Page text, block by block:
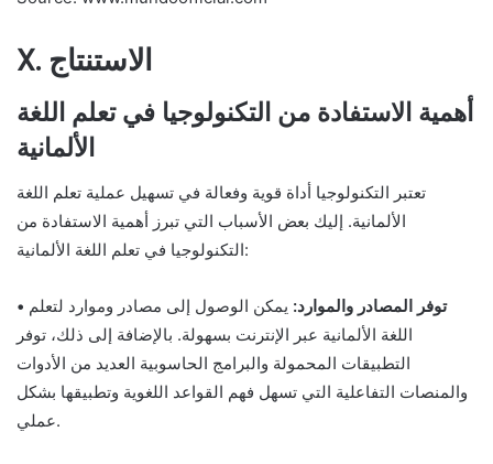
X. الاستنتاج
أهمية الاستفادة من التكنولوجيا في تعلم اللغة
الألمانية
تعتبر التكنولوجيا أداة قوية وفعالة في تسهيل عملية تعلم اللغة
الألمانية. إليك بعض الأسباب التي تبرز أهمية الاستفادة من
التكنولوجيا في تعلم اللغة الألمانية:
• توفر المصادر والموارد: يمكن الوصول إلى مصادر وموارد لتعلم
اللغة الألمانية عبر الإنترنت بسهولة. بالإضافة إلى ذلك، توفر
التطبيقات المحمولة والبرامج الحاسوبية العديد من الأدوات
والمنصات التفاعلية التي تسهل فهم القواعد اللغوية وتطبيقها بشكل
عملي.